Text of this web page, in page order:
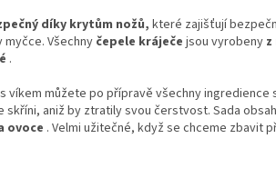
díky krytům nožů, které zajišťují
Všechny čepele kráječe jsou vyrobeny
.
víkem můžete po přípravě všechny ingredience
skříni, aniž by ztratily svou čerstvost. Sada
ovoce . Velmi užitečné, když se chceme zbavit